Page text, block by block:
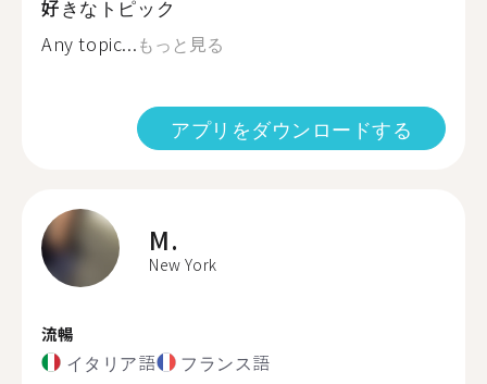
好きなトピック
Any topic...もっと見る
アプリをダウンロードする
M.
New York
流暢
イタリア語 フランス語